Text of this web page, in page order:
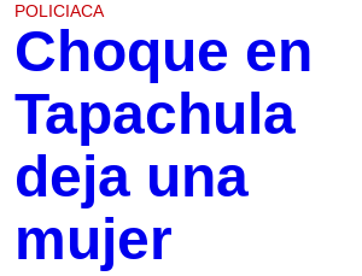
POLICIACA
Choque en
Tapachula
deja una
mujer